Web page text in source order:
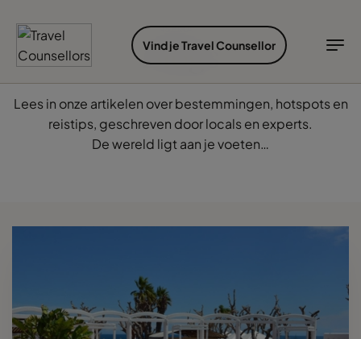
Vind je Travel Counsellor
VIND JE TRAVEL COUNSELLOR
Vind je Travel Counsellor op...
Ontdek bestemmingen
ONTDEK BESTEMMINGEN
Bestemmingen
SOORTEN REIZEN
Soorten reizen
IDEALE REISTIJD
Ideale reistijd
TC Reisroutes
Blogs
Airlines
Change Location
Vind je Travel Counsellor
INSPIRATIE
Blogs
Lees in onze artikelen over bestemmingen, hotspots en
reistips, geschreven door locals en experts.
De wereld ligt aan je voeten…